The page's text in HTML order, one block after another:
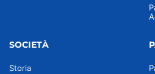
SOCIETÀ
Storia